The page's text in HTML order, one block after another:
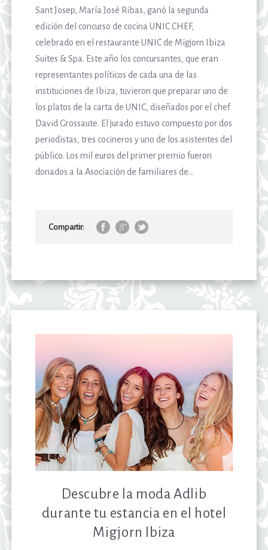
Sant Josep, María José Ribas, ganó la segunda
edición del concurso de cocina UNIC CHEF,
celebrado en el restaurante UNIC de Migjorn Ibiza
Suites & Spa. Este año los concursantes, que eran
representantes políticos de cada una de las
instituciones de Ibiza, tuvieron que preparar uno de
los platos de la carta de UNIC, diseñados por el chef
David Grossaute. El jurado estuvo compuesto por dos
periodistas, tres cocineros y uno de los asistentes del
público. Los mil euros del primer premio fueron
donados a la Asociación de familiares de...
Compartir:
Descubre la moda Adlib
durante tu estancia en el hotel
Migjorn Ibiza